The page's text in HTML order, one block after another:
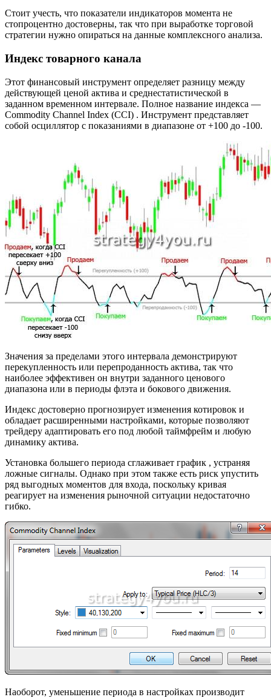
Стоит учесть, что показатели индикаторов момента не
стопроцентно достоверны, так что при выработке торговой
стратегии нужно опираться на данные комплексного анализа.
Индекс товарного канала
Этот финансовый инструмент определяет разницу между
действующей ценой актива и среднестатистической в
заданном временном интервале. Полное название индекса —
Commodity Channel Index (CCI) . Инструмент представляет
собой осциллятор с показаниями в диапазоне от +100 до -100.
Значения за пределами этого интервала демонстрируют
перекупленность или перепроданность актива, так что
наиболее эффективен он внутри заданного ценового
диапазона или в периоды флэта и бокового движения.
Индекс достоверно прогнозирует изменения котировок и
обладает расширенными настройками, которые позволяют
трейдеру адаптировать его под любой таймфрейм и любую
динамику актива.
Установка большего периода сглаживает график , устраняя
ложные сигналы. Однако при этом также есть риск упустить
ряд выгодных моментов для входа, поскольку кривая
реагирует на изменения рыночной ситуации недостаточно
гибко.
Наоборот, уменьшение периода в настройках производит